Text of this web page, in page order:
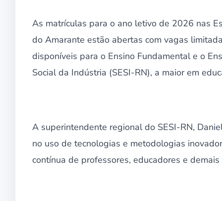
As matrículas para o ano letivo de 2026 nas
do Amarante estão abertas com vagas
disponíveis para o Ensino Fundamental e o
Social da Indústria (SESI-RN), a maior em
A superintendente regional do SESI-RN,
no uso de tecnologias e metodologias
contínua de professores, educadores e